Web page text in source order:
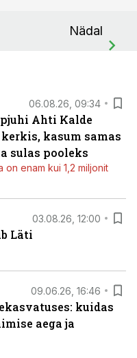
Nädal
06.08.26, 09:34
Ahti Kalde
kasum samas
sulas pooleks
on enam kui 1,2 miljonit
03.08.26, 12:00
Läti
09.06.26, 16:46
kuidas
aega ja